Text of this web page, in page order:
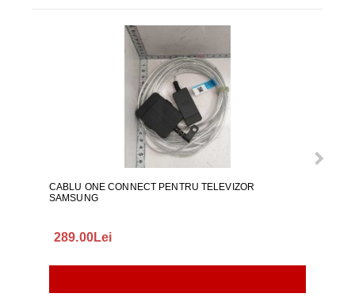
CABLU ONE CONNECT PENTRU TELEVIZOR
SAMSUNG
289.00Lei